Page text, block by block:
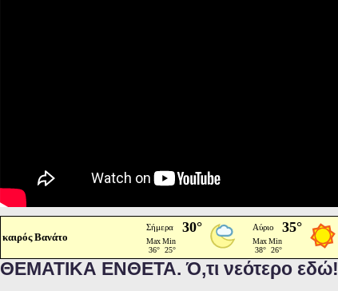
καιρός Βανάτο
ΘΕΜΑΤΙΚΑ ΕΝΘΕΤΑ. Ό,τι νεότερο εδώ!